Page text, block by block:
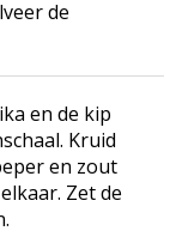
de
en de kip
Kruid
en zout
Zet de